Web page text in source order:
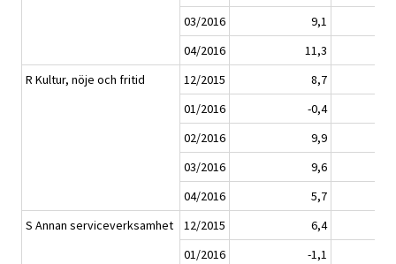
03/2016
9,1
04/2016
11,3
R Kultur, nöje och fritid
12/2015
8,7
01/2016
-0,4
02/2016
9,9
03/2016
9,6
04/2016
5,7
S Annan serviceverksamhet
12/2015
6,4
01/2016
-1,1